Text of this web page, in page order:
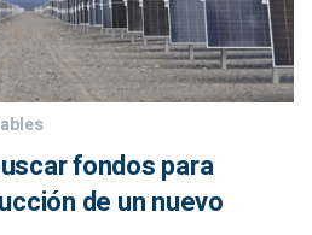
fondos para
de un nuevo